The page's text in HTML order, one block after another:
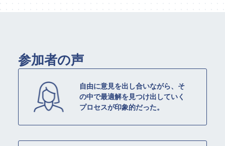
参加者の声
自由に意見を出し合いながら、そ
の中で最適解を見つけ出していく
プロセスが印象的だった。